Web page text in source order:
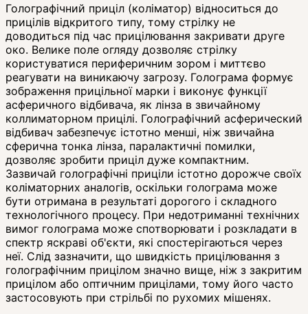
Голографічний приціл (коліматор) відноситься до
прицілів відкритого типу, тому стрілку не
доводиться під час прицілювання закривати друге
око. Велике поле огляду дозволяє стрілку
користуватися периферичним зором і миттєво
реагувати на виникаючу загрозу. Голограма формує
зображення прицільної марки і виконує функції
асферичного відбивача, як лінза в звичайному
коллиматорном прицілі. Голографічний асферический
відбивач забезпечує істотно менші, ніж звичайна
сферична тонка лінза, паралактичні помилки,
дозволяє зробити приціл дуже компактним.
Зазвичай голографічні приціли істотно дорожче своїх
коліматорних аналогів, оскільки голограма може
бути отримана в результаті дорогого і складного
технологічного процесу. При недотриманні технічних
вимог голограма може спотворювати і розкладати в
спектр яскраві об'єкти, які спостерігаються через
неї. Слід зазначити, що швидкість прицілювання з
голографічним прицілом значно вище, ніж з закритим
прицілом або оптичним прицілами, тому його часто
застосовують при стрільбі по рухомих мішенях.